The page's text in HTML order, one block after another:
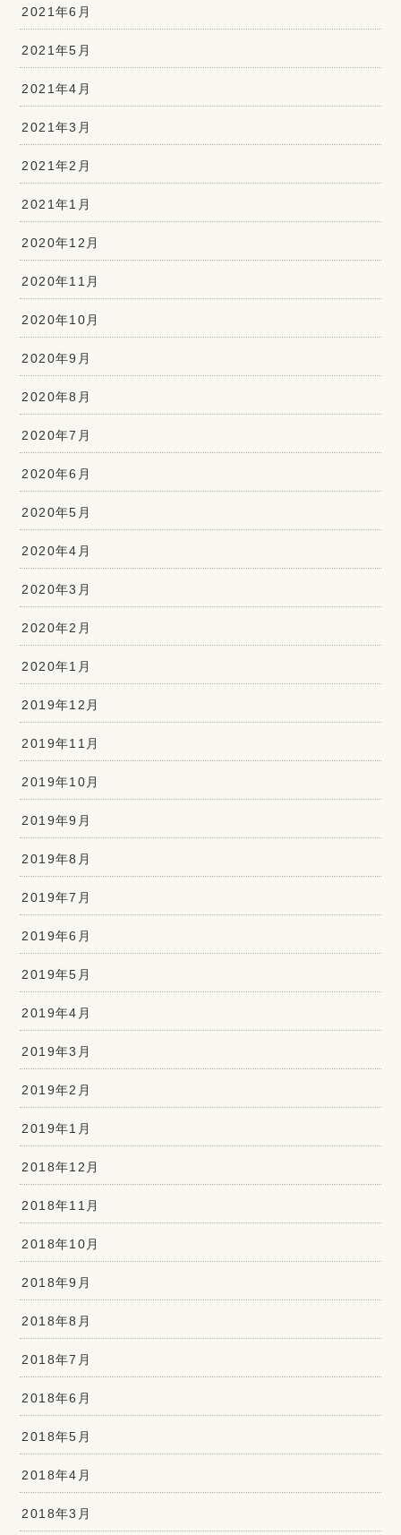
2021年6月
2021年5月
2021年4月
2021年3月
2021年2月
2021年1月
2020年12月
2020年11月
2020年10月
2020年9月
2020年8月
2020年7月
2020年6月
2020年5月
2020年4月
2020年3月
2020年2月
2020年1月
2019年12月
2019年11月
2019年10月
2019年9月
2019年8月
2019年7月
2019年6月
2019年5月
2019年4月
2019年3月
2019年2月
2019年1月
2018年12月
2018年11月
2018年10月
2018年9月
2018年8月
2018年7月
2018年6月
2018年5月
2018年4月
2018年3月